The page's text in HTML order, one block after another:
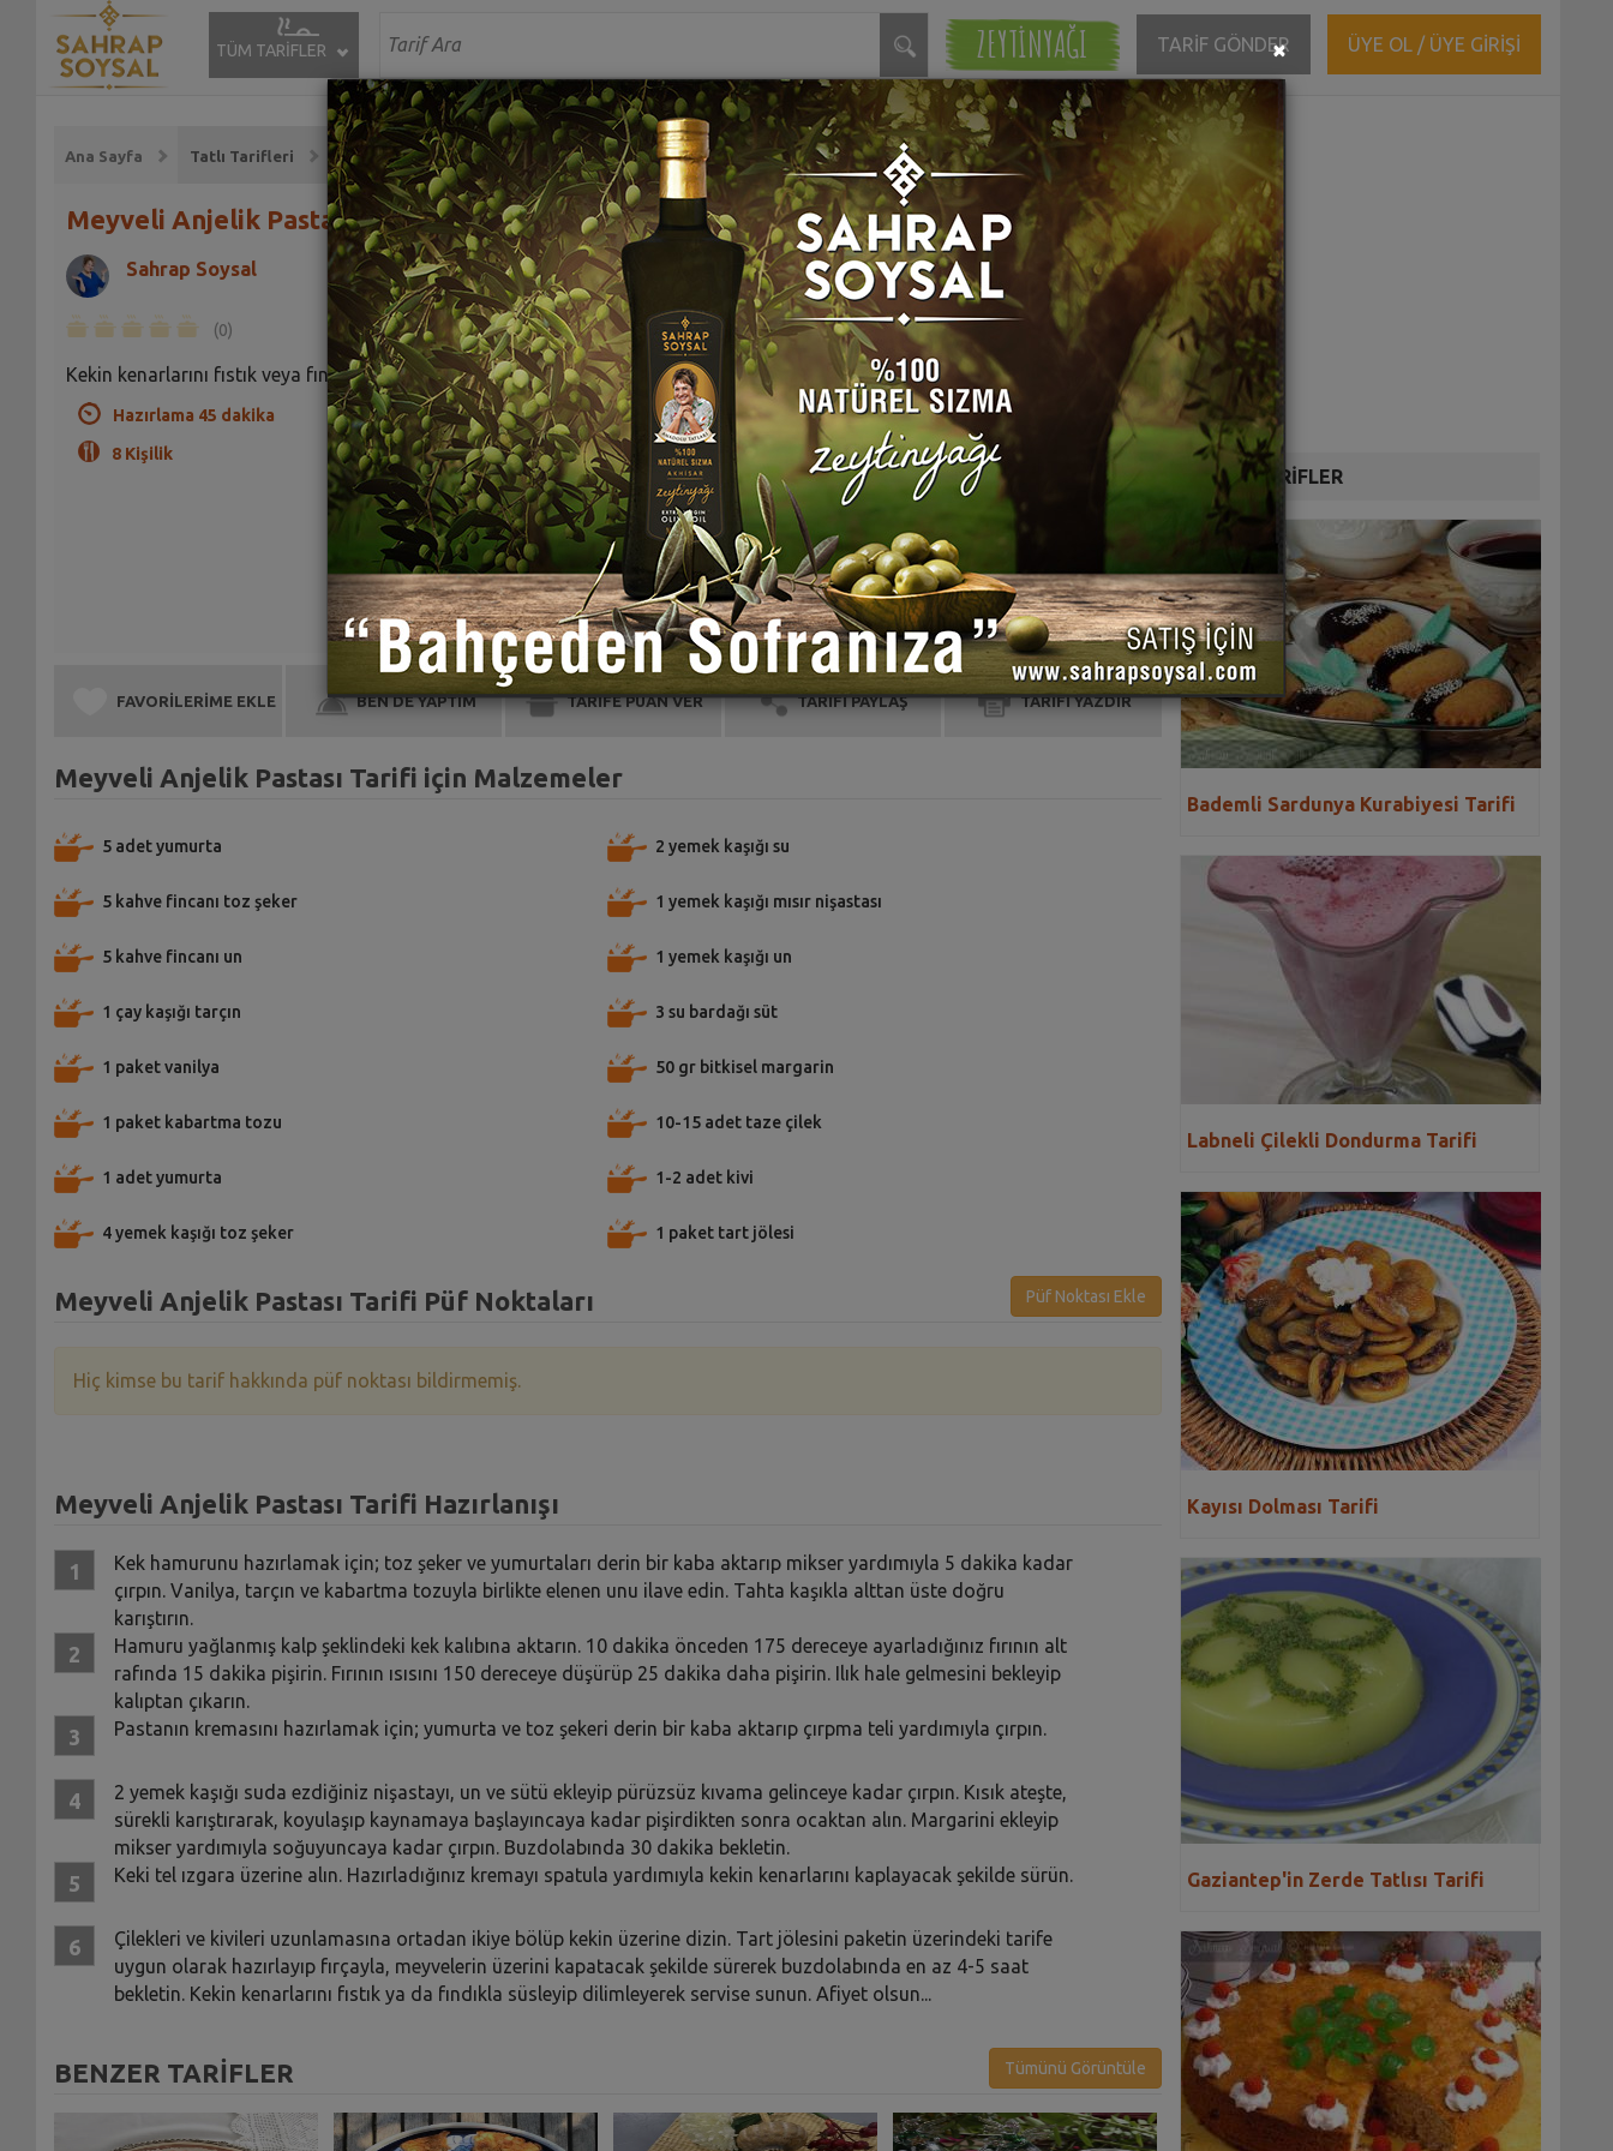
TÜM TARİFLER ZEYTİNYAĞI TARİF GÖNDER ÜYE OL / ÜYE GİRİŞİ
Ana Sayfa Tatlı Tarifleri
Meyveli Anjelik Pastası Tarifi
Sahrap Soysal
(0)
Kekin kenarlarını fıstık veya fındıkla süsleyebilirsiniz.
Hazırlama 45 dakika
8 Kişilik
FAVORİLERİME EKLE BEN DE YAPTIM TARİFE PUAN VER TARİFİ PAYLAŞ TARİFİ YAZDIR
Meyveli Anjelik Pastası Tarifi için Malzemeler
5 adet yumurta
5 kahve fincanı toz şeker
5 kahve fincanı un
1 çay kaşığı tarçın
1 paket vanilya
1 paket kabartma tozu
1 adet yumurta
4 yemek kaşığı toz şeker
2 yemek kaşığı su
1 yemek kaşığı mısır nişastası
1 yemek kaşığı un
3 su bardağı süt
50 gr bitkisel margarin
10-15 adet taze çilek
1-2 adet kivi
1 paket tart jölesi
Meyveli Anjelik Pastası Tarifi Püf Noktaları Püf Noktası Ekle
Hiç kimse bu tarif hakkında püf noktası bildirmemiş.
Meyveli Anjelik Pastası Tarifi Hazırlanışı
Kek hamurunu hazırlamak için; toz şeker ve yumurtaları derin bir kaba aktarıp mikser yardımıyla 5 dakika kadar
çırpın. Vanilya, tarçın ve kabartma tozuyla birlikte elenen unu ilave edin. Tahta kaşıkla alttan üste doğru
karıştırın.
Hamuru yağlanmış kalp şeklindeki kek kalıbına aktarın. 10 dakika önceden 175 dereceye ayarladığınız fırının alt
rafında 15 dakika pişirin. Fırının ısısını 150 dereceye düşürüp 25 dakika daha pişirin. Ilık hale gelmesini bekleyip
kalıptan çıkarın.
Pastanın kremasını hazırlamak için; yumurta ve toz şekeri derin bir kaba aktarıp çırpma teli yardımıyla çırpın.
2 yemek kaşığı suda ezdiğiniz nişastayı, un ve sütü ekleyip pürüzsüz kıvama gelinceye kadar çırpın. Kısık ateşte,
sürekli karıştırarak, koyulaşıp kaynamaya başlayıncaya kadar pişirdikten sonra ocaktan alın. Margarini ekleyip
mikser yardımıyla soğuyuncaya kadar çırpın. Buzdolabında 30 dakika bekletin.
Keki tel ızgara üzerine alın. Hazırladığınız kremayı spatula yardımıyla kekin kenarlarını kaplayacak şekilde sürün.
Çilekleri ve kivileri uzunlamasına ortadan ikiye bölüp kekin üzerine dizin. Tart jölesini paketin üzerindeki tarife
uygun olarak hazırlayıp fırçayla, meyvelerin üzerini kapatacak şekilde sürerek buzdolabında en az 4-5 saat
bekletin. Kekin kenarlarını fıstık ya da fındıkla süsleyip dilimleyerek servise sunun. Afiyet olsun...
BENZER TARİFLER Tümünü Görüntüle
DİĞER TARİFLER
Bademli Sardunya Kurabiyesi Tarifi
Labneli Çilekli Dondurma Tarifi
Kayısı Dolması Tarifi
Gaziantep'in Zerde Tatlısı Tarifi
×Close